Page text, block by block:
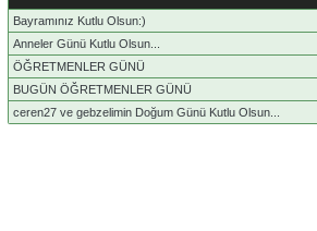
Bayramınız Kutlu Olsun:)
Anneler Günü Kutlu Olsun...
ÖĞRETMENLER GÜNÜ
BUGÜN ÖĞRETMENLER GÜNÜ
ceren27 ve gebzelimin Doğum Günü Kutlu Olsun...